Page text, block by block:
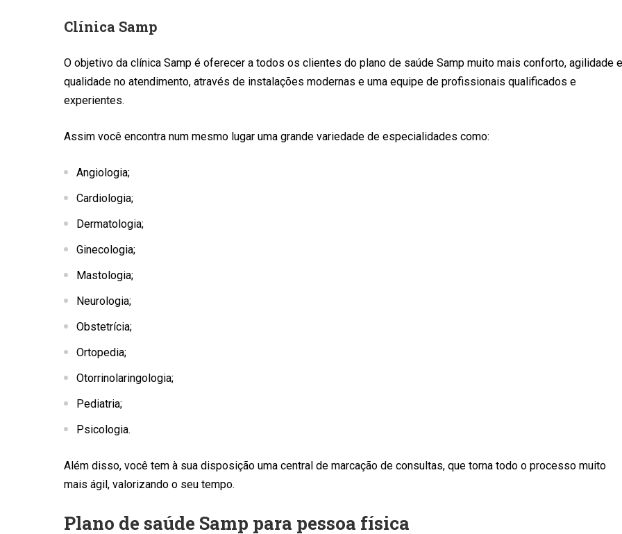
Clínica Samp
O objetivo da clínica Samp é oferecer a todos os clientes do plano de saúde Samp muito mais conforto, agilidade e
qualidade no atendimento, através de instalações modernas e uma equipe de profissionais qualificados e
experientes.
Assim você encontra num mesmo lugar uma grande variedade de especialidades como:
Angiologia;
Cardiologia;
Dermatologia;
Ginecologia;
Mastologia;
Neurologia;
Obstetrícia;
Ortopedia;
Otorrinolaringologia;
Pediatria;
Psicologia.
Além disso, você tem à sua disposição uma central de marcação de consultas, que torna todo o processo muito
mais ágil, valorizando o seu tempo.
Plano de saúde Samp para pessoa física